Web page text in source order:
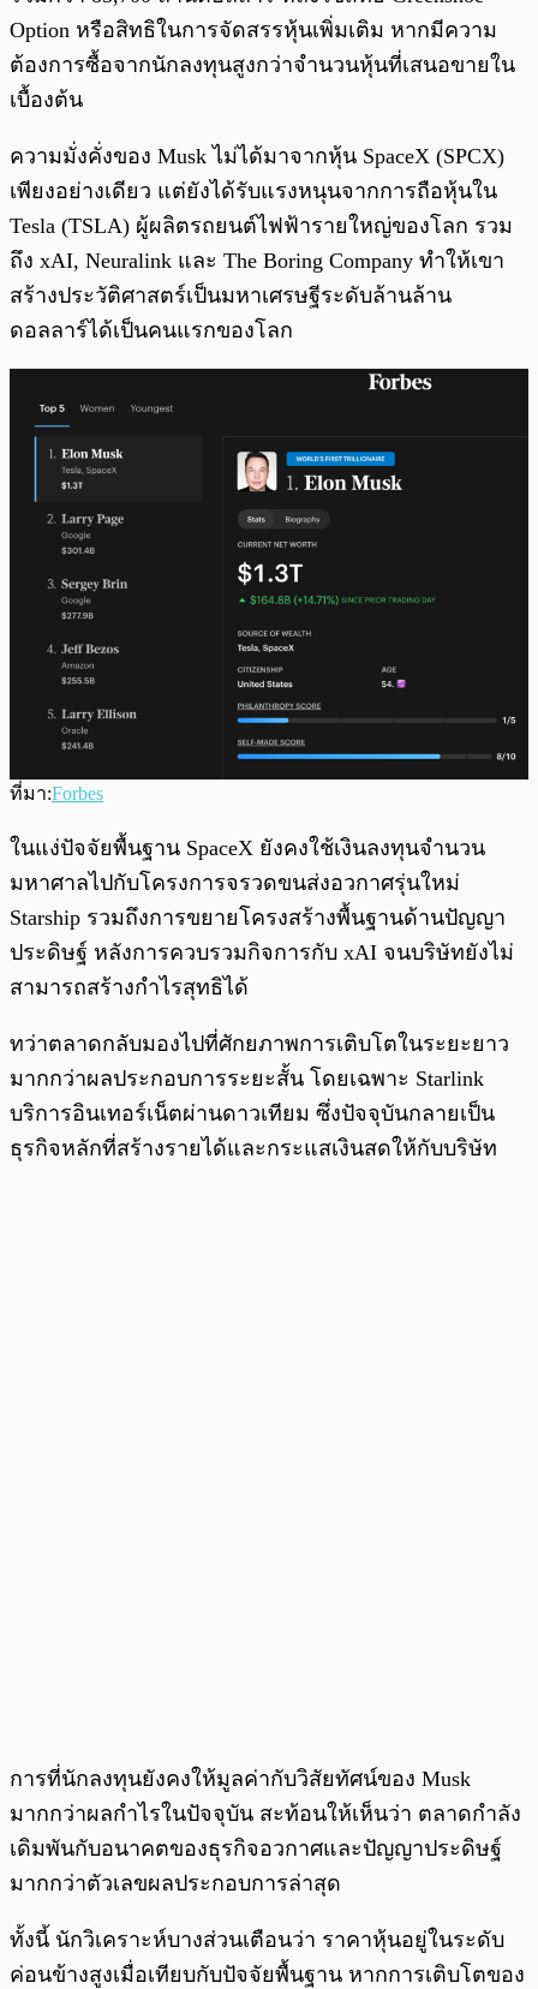
Option หรือสิทธิในการจัดสรรหุ้นเพิ่มเติม หากมีความ
ต้องการซื้อจากนักลงทุนสูงกว่าจำนวนหุ้นที่เสนอขายใน
เบื้องต้น
ความมั่งคั่งของ Musk ไม่ได้มาจากหุ้น SpaceX (SPCX)
เพียงอย่างเดียว แต่ยังได้รับแรงหนุนจากการถือหุ้นใน
Tesla (TSLA) ผู้ผลิตรถยนต์ไฟฟ้ารายใหญ่ของโลก รวม
ถึง xAI, Neuralink และ The Boring Company ทำให้เขา
สร้างประวัติศาสตร์เป็นมหาเศรษฐีระดับล้านล้าน
ดอลลาร์ได้เป็นคนแรกของโลก
ที่มา:Forbes
ในแง่ปัจจัยพื้นฐาน SpaceX ยังคงใช้เงินลงทุนจำนวน
มหาศาลไปกับโครงการจรวดขนส่งอวกาศรุ่นใหม่
Starship รวมถึงการขยายโครงสร้างพื้นฐานด้านปัญญา
ประดิษฐ์ หลังการควบรวมกิจการกับ xAI จนบริษัทยังไม่
สามารถสร้างกำไรสุทธิได้
ทว่าตลาดกลับมองไปที่ศักยภาพการเติบโตในระยะยาว
มากกว่าผลประกอบการระยะสั้น โดยเฉพาะ Starlink
บริการอินเทอร์เน็ตผ่านดาวเทียม ซึ่งปัจจุบันกลายเป็น
ธุรกิจหลักที่สร้างรายได้และกระแสเงินสดให้กับบริษัท
การที่นักลงทุนยังคงให้มูลค่ากับวิสัยทัศน์ของ Musk
มากกว่าผลกำไรในปัจจุบัน สะท้อนให้เห็นว่า ตลาดกำลัง
เดิมพันกับอนาคตของธุรกิจอวกาศและปัญญาประดิษฐ์
มากกว่าตัวเลขผลประกอบการล่าสุด
ทั้งนี้ นักวิเคราะห์บางส่วนเตือนว่า ราคาหุ้นอยู่ในระดับ
ค่อนข้างสูงเมื่อเทียบกับปัจจัยพื้นฐาน หากการเติบโตของ